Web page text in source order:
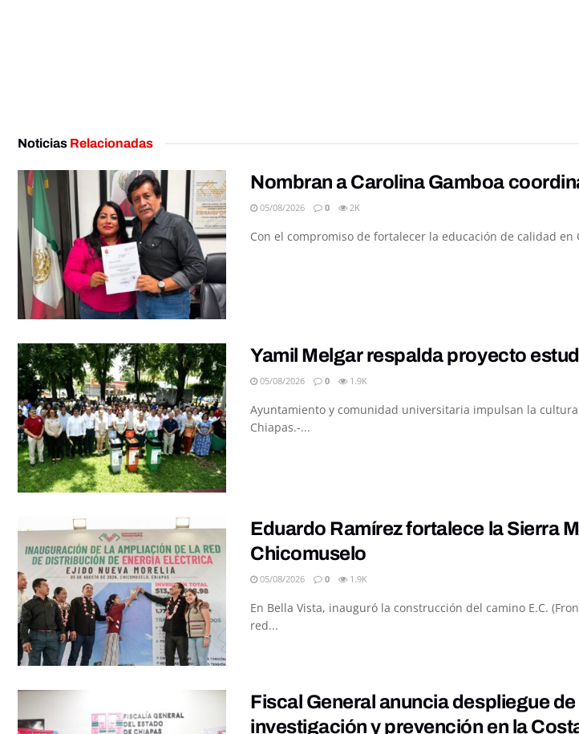
Noticias Relacionadas
Nombran a Carolina Gamboa
05/08/2026 0 2K
Con el compromiso de fortalecer la educación de calidad en
Yamil Melgar respalda proyecto
05/08/2026 0 1.9K
Ayuntamiento y comunidad universitaria impulsan la
Chiapas.-...
Eduardo Ramírez fortalece la Sierra
Chicomuselo
05/08/2026 0 1.9K
En Bella Vista, inauguró la construcción del camino E.C.
red...
Fiscal General anuncia despliegue
investigación y prevención en la